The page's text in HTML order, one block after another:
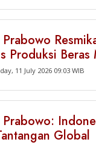
Produksi Beras
11 July 2026 09:03 WIB
Global